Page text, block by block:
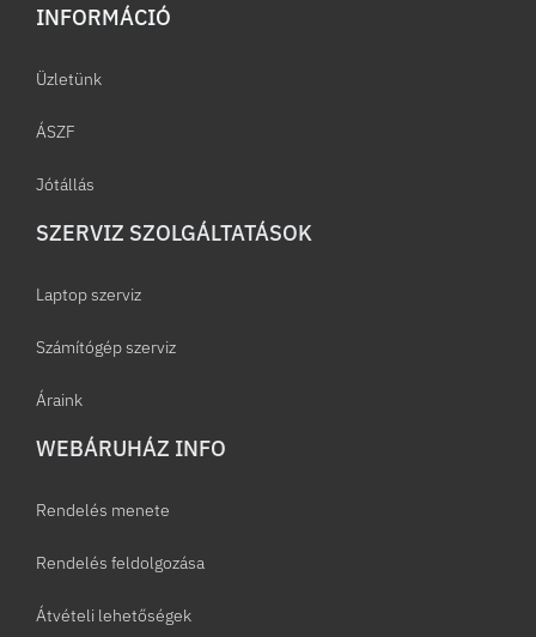
INFORMÁCIÓ​
Üzletünk
ÁSZF
Jótállás
SZERVIZ SZOLGÁLTATÁSOK
Laptop szerviz
Számítógép szerviz
Áraink
WEBÁRUHÁZ INFO
Rendelés menete
Rendelés feldolgozása
Átvételi lehetőségek